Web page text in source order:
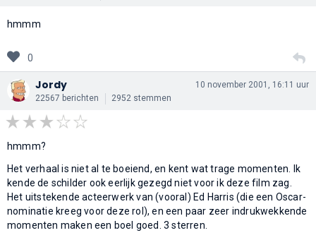
hmmm
0
Jordy
22567 berichten 2952 stemmen
10 november 2001, 16:11 uur
hmmm?
Het verhaal is niet al te boeiend, en kent wat trage momenten. Ik
kende de schilder ook eerlijk gezegd niet voor ik deze film zag.
Het uitstekende acteerwerk van (vooral) Ed Harris (die een Oscar-
nominatie kreeg voor deze rol), en een paar zeer indrukwekkende
momenten maken een boel goed. 3 sterren.